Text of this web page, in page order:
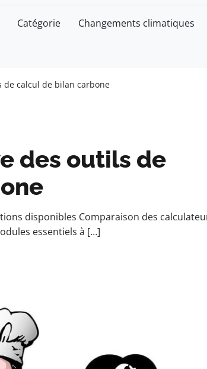
Catégorie Changements climatiques
de calcul de bilan carbone
des outils de
disponibles Comparaison des
essentiels à […]